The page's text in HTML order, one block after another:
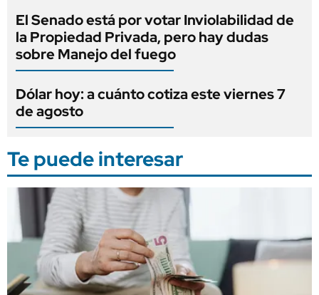
El Senado está por votar Inviolabilidad de
la Propiedad Privada, pero hay dudas
sobre Manejo del fuego
Dólar hoy: a cuánto cotiza este viernes 7
de agosto
Te puede interesar